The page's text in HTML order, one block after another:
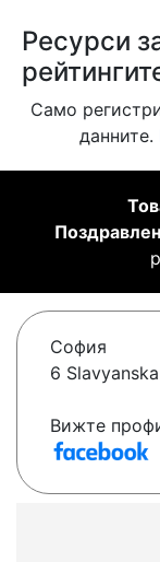
Ресурси
Само
данните.
София
6
Вижте